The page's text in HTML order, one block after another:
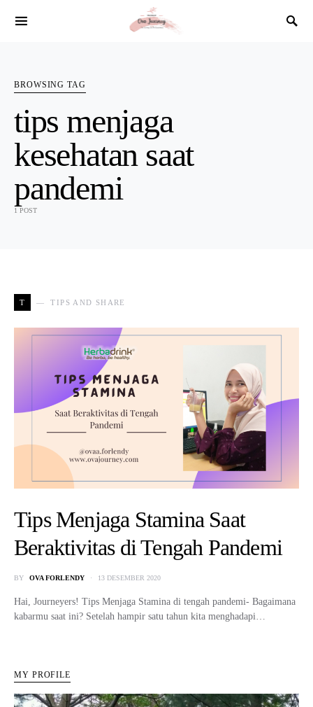
SEARCH FOR:
BROWSING TAG
tips menjaga
kesehatan saat
pandemi
1 POST
T TIPS AND SHARE
Tips Menjaga Stamina Saat
Beraktivitas di Tengah Pandemi
BY OVA FORLENDY 13 DESEMBER 2020
Hai, Journeyers! Tips Menjaga Stamina di tengah pandemi- Bagaimana
kabarmu saat ini? Setelah hampir satu tahun kita menghadapi…
MY PROFILE